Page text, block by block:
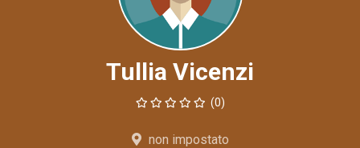
Tullia Vicenzi
(0)
non impostato